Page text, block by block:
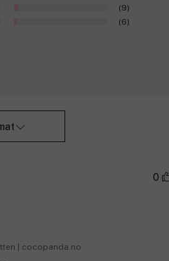
(9)
(6)
0
| cocopanda.no